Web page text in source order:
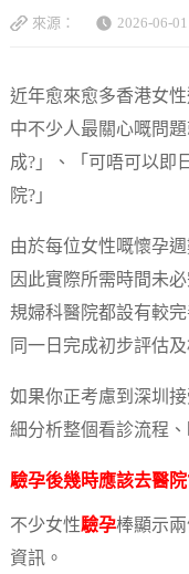
來源： 2026-06-01
近年愈來愈多香港女
中不少人最關心嘅問
成?」、「可唔可以即
院?」
由於每位女性嘅懷孕
因此實際所需時間未
規婦科醫院都設有較
同一日完成初步評估
如果你正考慮到深圳接
細分析整個看診流程
驗孕後幾時應該去醫院
不少女性驗孕棒顯示
資訊。